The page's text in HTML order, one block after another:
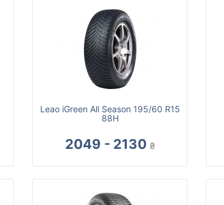
Leao iGreen All Season 195/60 R15
88H
2049 - 2130 ₴